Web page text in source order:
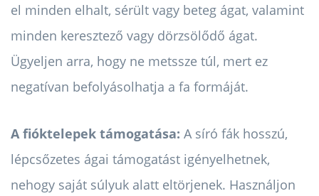
el minden elhalt, sérült vagy beteg ágat, valamint
minden keresztező vagy dörzsölődő ágat.
Ügyeljen arra, hogy ne metssze túl, mert ez
negatívan befolyásolhatja a fa formáját.
A fióktelepek támogatása: A síró fák hosszú,
lépcsőzetes ágai támogatást igényelhetnek,
nehogy saját súlyuk alatt eltörjenek. Használjon